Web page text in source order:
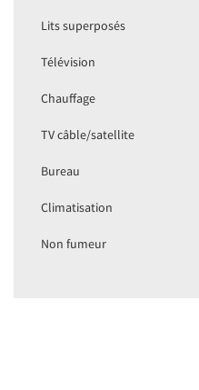
Lits superposés
Télévision
Chauffage
TV câble/satellite
Bureau
Climatisation
Non fumeur